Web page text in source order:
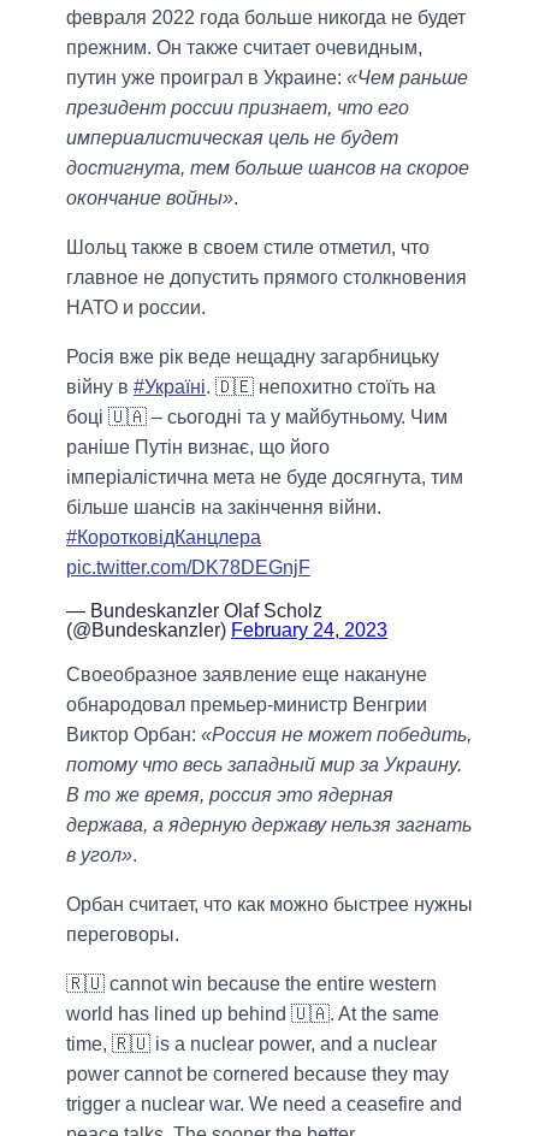
февраля 2022 года больше никогда не будет
прежним. Он также считает очевидным,
путин уже проиграл в Украине: «Чем раньше
президент россии признает, что его
империалистическая цель не будет
достигнута, тем больше шансов на скорое
окончание войны».
Шольц также в своем стиле отметил, что
главное не допустить прямого столкновения
НАТО и россии.
Росія вже рік веде нещадну загарбницьку
війну в #Україні. 🇩🇪 непохитно стоїть на
боці 🇺🇦 – сьогодні та у майбутньому. Чим
раніше Путін визнає, що його
імперіалістична мета не буде досягнута, тим
більше шансів на закінчення війни.
#КоротковідКанцлера
pic.twitter.com/DK78DEGnjF
— Bundeskanzler Olaf Scholz
(@Bundeskanzler) February 24, 2023
Своеобразное заявление еще накануне
обнародовал премьер-министр Венгрии
Виктор Орбан: «Россия не может победить,
потому что весь западный мир за Украину.
В то же время, россия это ядерная
держава, а ядерную державу нельзя загнать
в угол».
Орбан считает, что как можно быстрее нужны
переговоры.
🇷🇺 cannot win because the entire western
world has lined up behind 🇺🇦. At the same
time, 🇷🇺 is a nuclear power, and a nuclear
power cannot be cornered because they may
trigger a nuclear war. We need a ceasefire and